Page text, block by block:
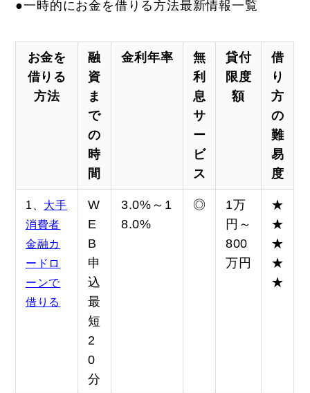
●一時的にお金を借りる方法最新情報一覧
お金を
借りる
方法
融
資
ま
で
の
時
間
金利年率
無
利
息
サ
ー
ビ
ス
貸付
限度
額
借
り
方
の
難
易
度
1、 大手
消費者
金融カ
ードロ
ーンで
借りる
W
E
B
申
込
最
短
2
0
分
3.0%～1
8.0%
◎
1万
円～
800
万円
★
★
★
★
★